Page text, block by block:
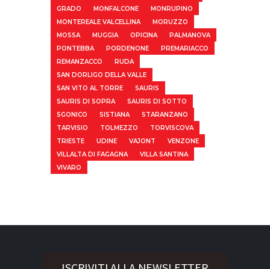
GRADO
MONFALCONE
MONRUPINO
MONTEREALE VALCELLINA
MORUZZO
MOSSA
MUGGIA OPICINA
PALMANOVA
PONTEBBA
PORDENONE
PREMARIACCO
REMANZACCO
RUDA
SAN DORLIGO DELLA VALLE
SAN VITO AL TORRE
SAURIS
SAURIS DI SOPRA
SAURIS DI SOTTO
SGONICO
SISTIANA
STARANZANO
TARVISIO
TOLMEZZO
TORVISCOVA
TRIESTE
UDINE VAJONT
VENZONE
VILLALTA DI FAGAGNA
VILLA SANTINA
VIVARO